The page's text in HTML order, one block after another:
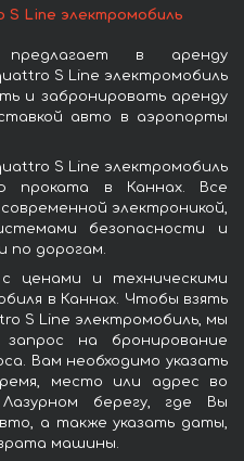
S Line электромобиль
предлагает в аренду
S Line электромобиль
и забронировать аренду
авто в аэропорты
S Line электромобиль
проката в Каннах. Все
электроникой,
безопасности и
по дорогам.
ценами и техническими
в Каннах. Чтобы взять
S Line электромобиль, мы
на бронирование
Вам необходимо указать
место или адрес во
берегу, где Вы
а также указать даты,
машины.